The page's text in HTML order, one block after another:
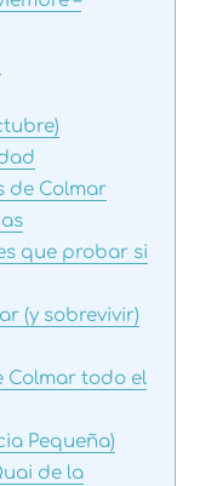
de Colmar
que probar si
(y sobrevivir)
Colmar todo el
Pequeña)
de la